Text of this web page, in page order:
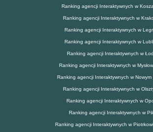
Ranking agencji Interaktywnych w
Ranking agencji Interaktywnych w
Ranking agencji Interaktywnych w
Ranking agencji Interaktywnych w
Ranking agencji Interaktywnych w
Ranking agencji Interaktywnych w
Ranking agencji Interaktywnych w Nowym
Ranking agencji Interaktywnych w
Ranking agencji Interaktywnych w
Ranking agencji Interaktywnych w
Ranking agencji Interaktywnych w